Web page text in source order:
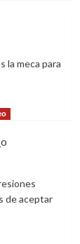
la meca para
de aceptar